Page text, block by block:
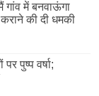
गांव में बनवाऊंगा
की दी धमकी
पुष्प वर्षा;